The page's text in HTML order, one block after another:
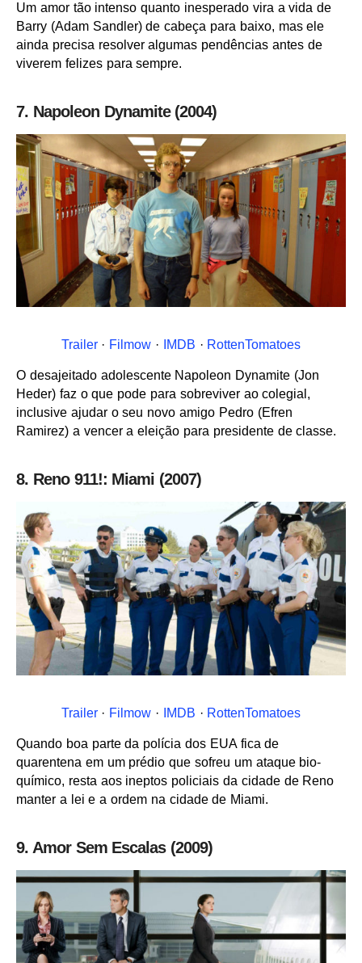
Um amor tão intenso quanto inesperado vira a vida de
Barry (Adam Sandler) de cabeça para baixo, mas ele
ainda precisa resolver algumas pendências antes de
viverem felizes para sempre.
7. Napoleon Dynamite (2004)
Trailer· Filmow · IMDB · RottenTomatoes
O desajeitado adolescente Napoleon Dynamite (Jon
Heder) faz o que pode para sobreviver ao colegial,
inclusive ajudar o seu novo amigo Pedro (Efren
Ramirez) a vencer a eleição para presidente de classe.
8. Reno 911!: Miami (2007)
Trailer· Filmow · IMDB · RottenTomatoes
Quando boa parte da polícia dos EUA fica de
quarentena em um prédio que sofreu um ataque bio-
químico, resta aos ineptos policiais da cidade de Reno
manter a lei e a ordem na cidade de Miami.
9. Amor Sem Escalas (2009)